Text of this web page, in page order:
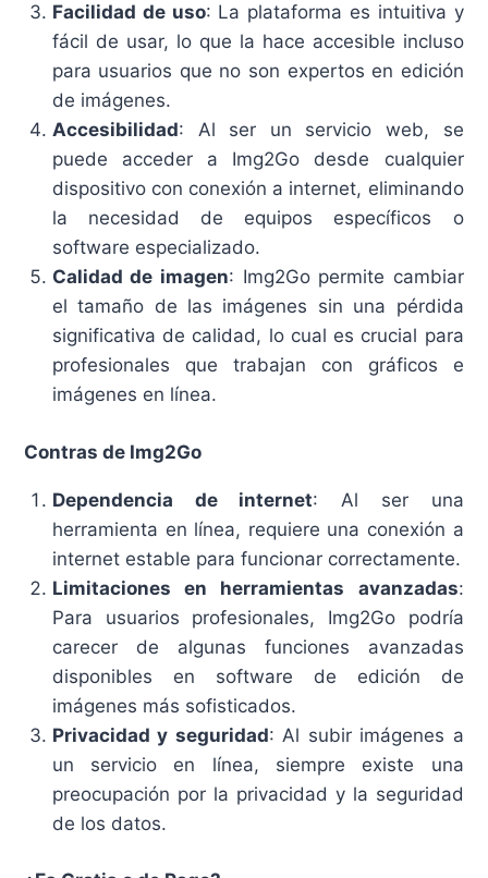
Facilidad de uso: La plataforma es intuitiva y
fácil de usar, lo que la hace accesible incluso
para usuarios que no son expertos en edición
de imágenes.
Accesibilidad: Al ser un servicio web, se
puede acceder a Img2Go desde cualquier
dispositivo con conexión a internet, eliminando
la necesidad de equipos específicos o
software especializado.
Calidad de imagen: Img2Go permite cambiar
el tamaño de las imágenes sin una pérdida
significativa de calidad, lo cual es crucial para
profesionales que trabajan con gráficos e
imágenes en línea.
Contras de Img2Go
Dependencia de internet: Al ser una
herramienta en línea, requiere una conexión a
internet estable para funcionar correctamente.
Limitaciones en herramientas avanzadas:
Para usuarios profesionales, Img2Go podría
carecer de algunas funciones avanzadas
disponibles en software de edición de
imágenes más sofisticados.
Privacidad y seguridad: Al subir imágenes a
un servicio en línea, siempre existe una
preocupación por la privacidad y la seguridad
de los datos.